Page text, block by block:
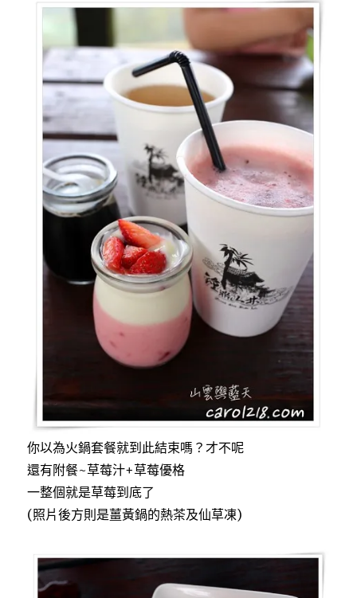
你以為火鍋套餐就到此結束嗎？才不呢
還有附餐~草莓汁+草莓優格
一整個就是草莓到底了
(照片後方則是薑黃鍋的熱茶及仙草凍)